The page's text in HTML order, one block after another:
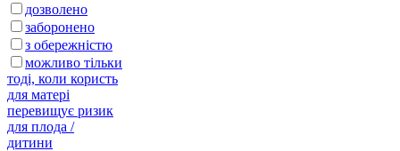
дозволено
заборонено
з обережністю
можливо тільки
тоді, коли користь
для матері
перевищує ризик
для плода /
дитини